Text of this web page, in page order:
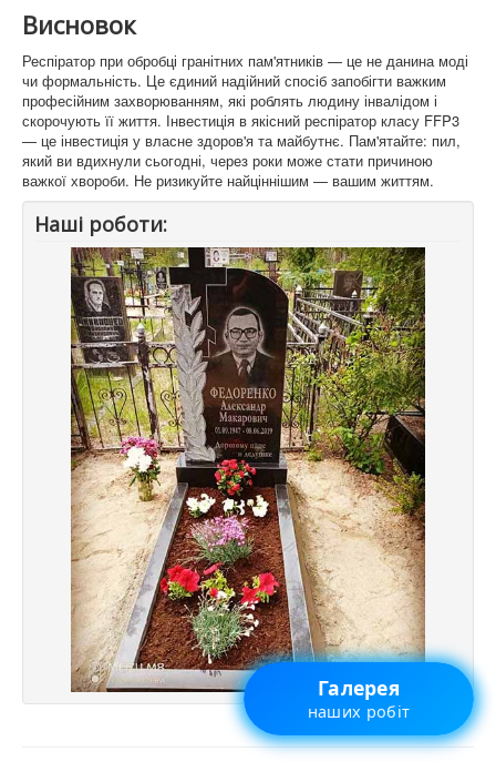
Галерея
наших робіт
Висновок
Респіратор при обробці гранітних пам'ятників — це не данина моді
чи формальність. Це єдиний надійний спосіб запобігти важким
професійним захворюванням, які роблять людину інвалідом і
скорочують її життя. Інвестиція в якісний респіратор класу FFP3
— це інвестиція у власне здоров'я та майбутнє. Пам'ятайте: пил,
який ви вдихнули сьогодні, через роки може стати причиною
важкої хвороби. Не ризикуйте найціннішим — вашим життям.
Наші роботи: